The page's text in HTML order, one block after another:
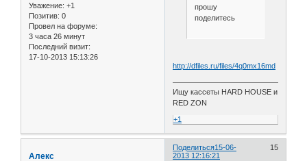
Уважение: +1
Позитив: 0
Провел на форуме:
3 часа 26 минут
Последний визит:
17-10-2013 15:13:26
прошу
поделитесь
http://dfiles.ru/files/4q0mx16md
Ищу кассеты HARD HOUSE и
RED ZON
+1
Поделиться 15
15-06-
2013 12:16:21
Алекс